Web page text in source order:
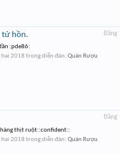
Đăng
tử hồn.
:pde86:
hai 2018 trong diễn đàn: Quán Rượu
Đăng
hàng thịt ruột::confident::
hai 2018 trong diễn đàn: Quán Rượu